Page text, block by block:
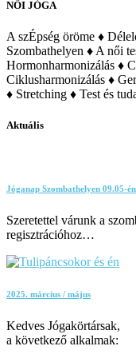
NŐI JÓGA
A szÉpség öröme ♦
Szombathelyen ♦ A női
Hormonharmonizálás ♦
Ciklusharmonizálás ♦
♦ Stretching ♦ Test és
Aktuális
Jóganap Szombathelyen 09.05-én
Szeretettel várunk a
regisztrációhoz…
2025. március / május
Kedves Jógakörtársak,
a következő alkalmak: